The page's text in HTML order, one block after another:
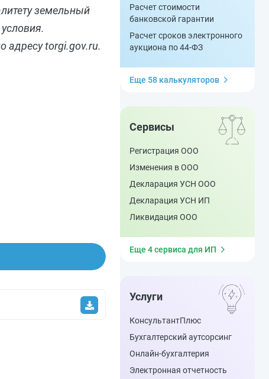
земельный
адресу torgi.gov.ru.
Расчет стоимости
банковской гарантии
Расчет сроков электронного
аукциона по 44-ФЗ
Еще 58 калькуляторов
Сервисы
Регистрация ООО
Изменения в ООО
Декларация УСН ООО
Декларация УСН ИП
Ликвидация ООО
Еще 4 сервиса для ИП
Услуги
КонсультантПлюс
Бухгалтерский аутсорсинг
Онлайн-бухгалтерия
Электронная отчетность